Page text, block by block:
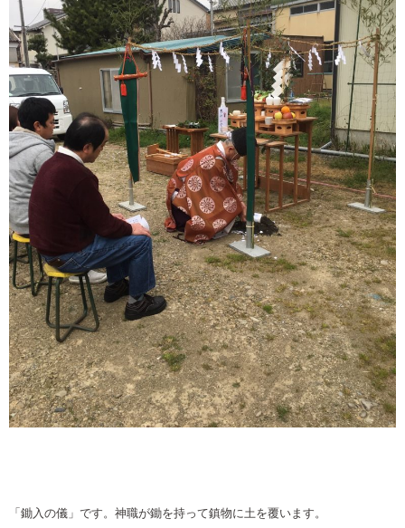
「鋤入の儀」です。神職が鋤を持って鎮物に土を覆います。